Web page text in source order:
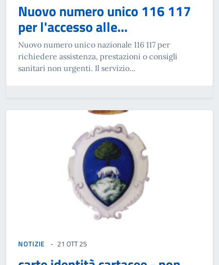
Nuovo numero unico 116 117
per l'accesso alle...
Nuovo numero unico nazionale 116 117 per
richiedere assistenza, prestazioni o consigli
sanitari non urgenti. Il servizio...
NOTIZIE 21 OTT 25